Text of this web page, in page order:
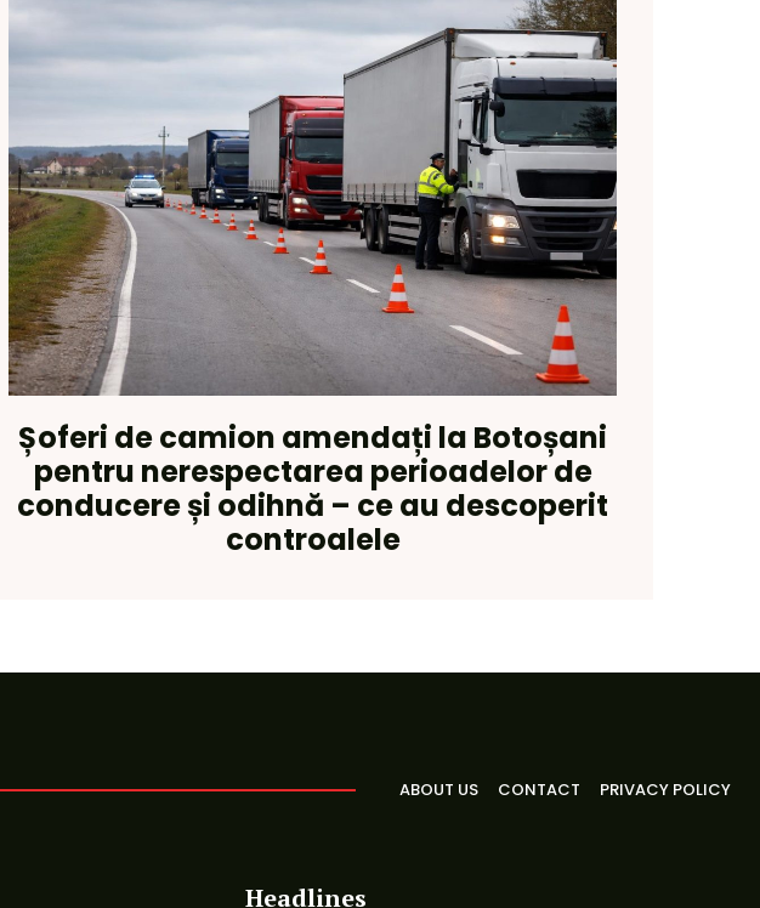
Șoferi de camion amendați la Botoșani
pentru nerespectarea perioadelor de
conducere și odihnă – ce au descoperit
controalele
ABOUT US CONTACT PRIVACY POLICY
Headlines